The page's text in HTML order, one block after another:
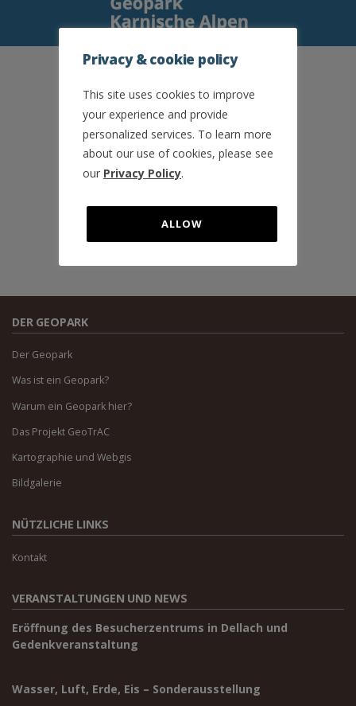
info@geoparcoalpicarniche.org
+39 0433 487726
Tolmezzo (UD) - ITALY
INFOZENTRUM ÖSTERREICH
office@geopark-karnische-alpen.at
+43 (0) 4718 / 301- 17
A-9635 Dellach / Gail 65 - AUSTRIA
DER GEOPARK
Der Geopark
Was ist ein Geopark?
Warum ein Geopark hier?
Das Projekt GeoTrAC
Kartographie und Webgis
Bildgalerie
NÜTZLICHE LINKS
Kontakt
VERANSTALTUNGEN UND NEWS
Eröffnung des Besucherzentrums in Dellach und
Gedenkveranstaltung
Wasser, Luft, Erde, Eis – Sonderausstellung
Privacy & cookie policy
This site uses cookies to improve
your experience and provide
personalized services. To learn more
about our use of cookies, please see
our Privacy Policy.
ALLOW